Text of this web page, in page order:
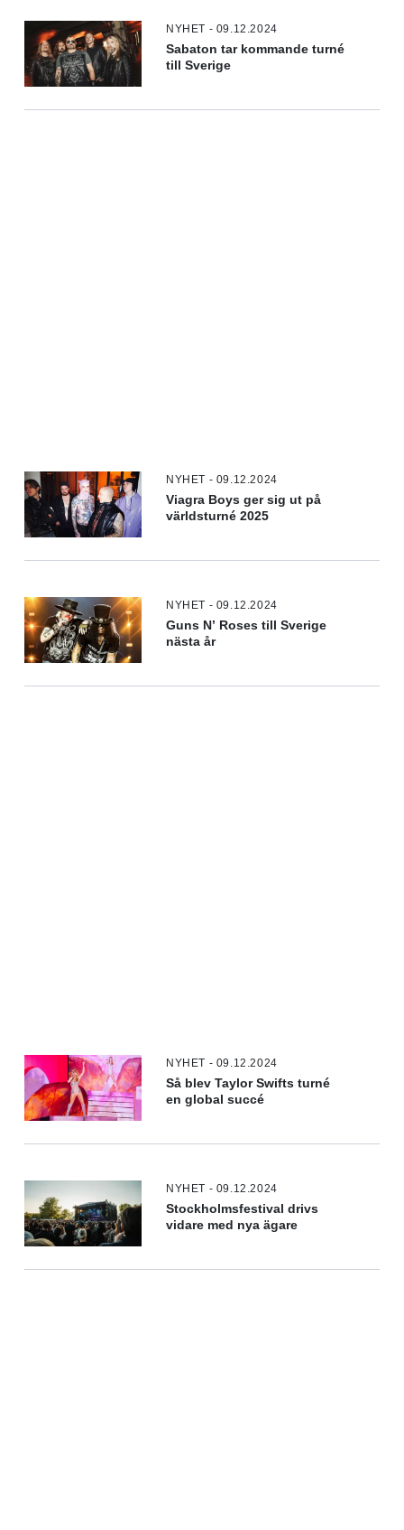
NYHET - 09.12.2024
Sabaton tar kommande turné
till Sverige
NYHET - 09.12.2024
Viagra Boys ger sig ut på
världsturné 2025
NYHET - 09.12.2024
Guns N’ Roses till Sverige
nästa år
NYHET - 09.12.2024
Så blev Taylor Swifts turné
en global succé
NYHET - 09.12.2024
Stockholmsfestival drivs
vidare med nya ägare